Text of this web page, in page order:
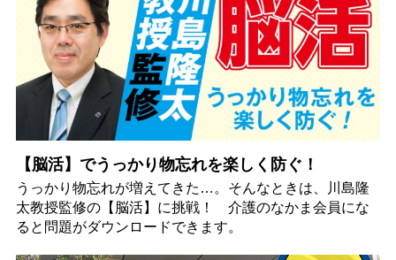
【脳活】でうっかり物忘れを楽しく防ぐ！
うっかり物忘れが増えてきた…。そんなときは、川島隆
太教授監修の【脳活】に挑戦！ 介護のなかま会員にな
ると問題がダウンロードできます。